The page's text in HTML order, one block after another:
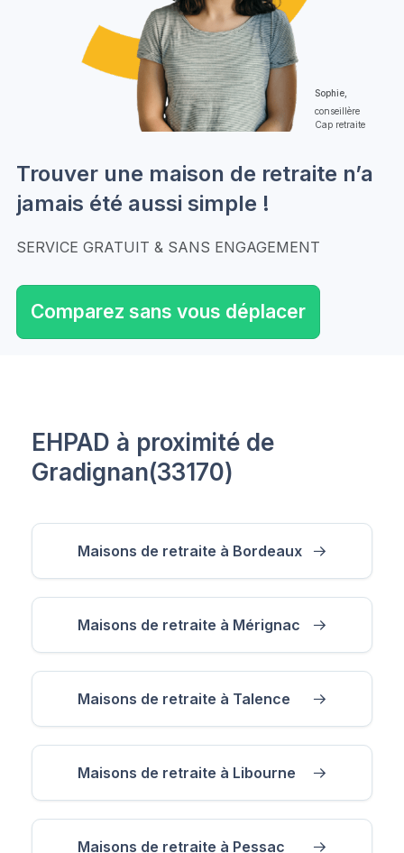
Sophie,
conseillère
Cap retraite
Trouver une maison de retraite n’a
jamais été aussi simple !
SERVICE GRATUIT & SANS ENGAGEMENT
Comparez sans vous déplacer
EHPAD à proximité de
Gradignan(33170)
Maisons de retraite à Bordeaux
Maisons de retraite à Mérignac
Maisons de retraite à Talence
Maisons de retraite à Libourne
Maisons de retraite à Pessac